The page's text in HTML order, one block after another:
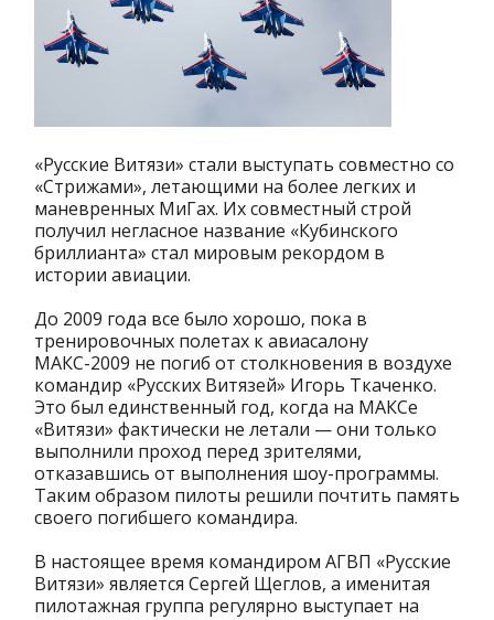
«Русские Витязи» стали выступать совместно со
«Стрижами», летающими на более легких и
маневренных МиГах. Их совместный строй
получил негласное название «Кубинского
бриллианта» стал мировым рекордом в
истории авиации.
До 2009 года все было хорошо, пока в
тренировочных полетах к авиасалону
МАКС-2009 не погиб от столкновения в воздухе
командир «Русских Витязей» Игорь Ткаченко.
Это был единственный год, когда на МАКСе
«Витязи» фактически не летали — они только
выполнили проход перед зрителями,
отказавшись от выполнения шоу-программы.
Таким образом пилоты решили почтить память
своего погибшего командира.
В настоящее время командиром АГВП «Русские
Витязи» является Сергей Щеглов, а именитая
пилотажная группа регулярно выступает на